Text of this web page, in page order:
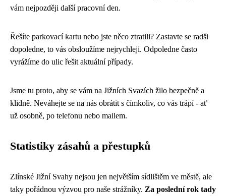
vám nejpozději další pracovní den.
Řešíte parkovací kartu nebo jste něco ztratili? Zastavte se radši
dopoledne, to vás obsloužíme nejrychleji. Odpoledne často
vyrážíme do ulic řešit aktuální případy.
Jsme tu proto, aby se vám na Jižních Svazích žilo bezpečně a
klidně. Neváhejte se na nás obrátit s čímkoliv, co vás trápí - ať
už osobně, po telefonu nebo mailem.
Statistiky zásahů a přestupků
Zlínské Jižní Svahy nejsou jen největším sídlištěm ve městě, ale
taky pořádnou výzvou pro naše strážníky. Za poslední rok tady